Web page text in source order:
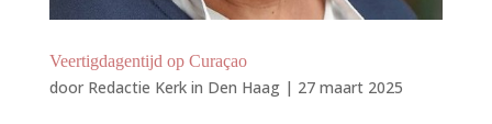
Veertigdagentijd op Curaçao
door Redactie Kerk in Den Haag| 27 maart 2025